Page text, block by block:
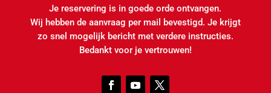
Je reservering is in goede orde ontvangen.
Wij hebben de aanvraag per mail bevestigd. Je krijgt
zo snel mogelijk bericht met verdere instructies.
Bedankt voor je vertrouwen!